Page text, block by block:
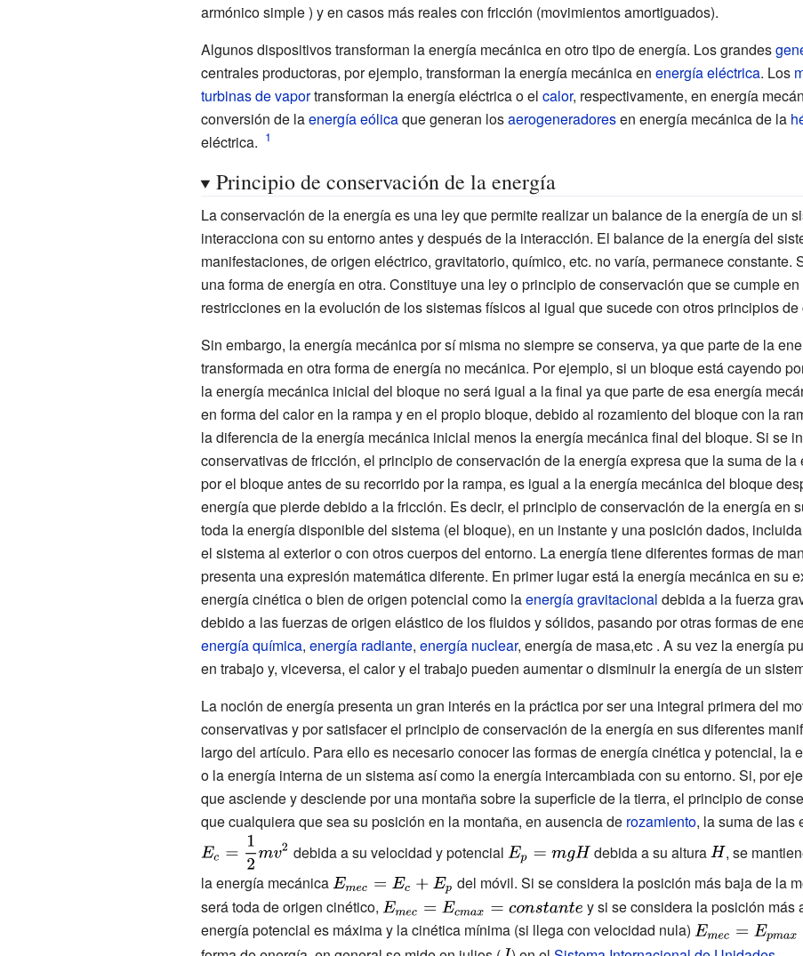
armónico simple ) y en casos más reales con fricción (movimientos amortiguados).
Algunos dispositivos transforman la energía mecánica en otro tipo de energía. Los grandes
centrales productoras, por ejemplo, transforman la energía mecánica en energía eléctrica. Los
turbinas de vaportransforman la energía eléctrica o el calor, respectivamente, en energía
conversión de laenergía eólicaque generan losaerogeneradoresen energía mecánica de la
eléctrica.
Principio de conservación de la energía
La conservación de la energía es una ley que permite realizar un balance de la energía de un
interacciona con su entorno antes y después de la interacción. El balance de la energía del
manifestaciones, de origen eléctrico, gravitatorio, químico, etc. no varía, permanece constante.
una forma de energía en otra. Constituye una ley o principio de conservación que se cumple
restricciones en la evolución de los sistemas físicos al igual que sucede con otros principios
Sin embargo, la energía mecánica por sí misma no siempre se conserva, ya que parte de la
transformada en otra forma de energía no mecánica. Por ejemplo, si un bloque está cayendo
la energía mecánica inicial del bloque no será igual a la final ya que parte de esa energía
en forma del calor en la rampa y en el propio bloque, debido al rozamiento del bloque con la
la diferencia de la energía mecánica inicial menos la energía mecánica final del bloque. Si se
conservativas de fricción, el principio de conservación de la energía expresa que la suma de
por el bloque antes de su recorrido por la rampa, es igual a la energía mecánica del bloque
energía que pierde debido a la fricción. Es decir, el principio de conservación de la energía en
toda la energía disponible del sistema (el bloque), en un instante y una posición dados,
el sistema al exterior o con otros cuerpos del entorno. La energía tiene diferentes formas de
presenta una expresión matemática diferente. En primer lugar está la energía mecánica en su
energía cinética o bien de origen potencial como laenergía gravitacional debida a la fuerza
debido a las fuerzas de origen elástico de los fluidos y sólidos, pasando por otras formas de
energía química, energía radiante, energía nuclear, energía de masa,etc . A su vez la energía
en trabajo y, viceversa, el calor y el trabajo pueden aumentar o disminuir la energía de un
La noción de energía presenta un gran interés en la práctica por ser una integral primera del
conservativas y por satisfacer el principio de conservación de la energía en sus diferentes
largo del artículo. Para ello es necesario conocer las formas de energía cinética y potencial, la
o la energía interna de un sistema así como la energía intercambiada con su entorno. Si, por
que asciende y desciende por una montaña sobre la superficie de la tierra, el principio de
que cualquiera que sea su posición en la montaña, en ausencia de rozamiento, la suma de las
debida a su velocidad y potencial {\displaystyle
E_{p}=mgH}
debida a su altura{\displaystyle
, se
la energía mecánica{\displaystyle
E_{mec}=E_{c}+E_{p}}
del móvil. Si se considera la posición más baja de la
será toda de origen cinético, {\displaystyle
E_{mec}=E_{cmax}=constante}
y si se considera la posición más
energía potencial es máxima y la cinética mínima (si llega con velocidad nula) {\displaystyle